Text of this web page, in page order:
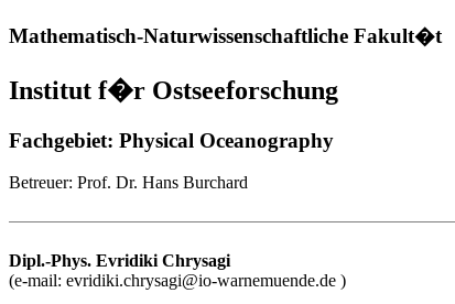
Mathematisch-Naturwissenschaftliche Fakult�t
Institut f�r Ostseeforschung
Fachgebiet: Physical Oceanography
Betreuer: Prof. Dr. Hans Burchard
Dipl.-Phys. Evridiki Chrysagi
(e-mail: evridiki.chrysagi@io-warnemuende.de )